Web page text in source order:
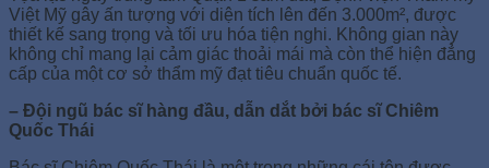
Việt Mỹ gây ấn tượng với diện tích lên đến 3.000m², được
thiết kế sang trọng và tối ưu hóa tiện nghi. Không gian này
không chỉ mang lại cảm giác thoải mái mà còn thể hiện đẳng
cấp của một cơ sở thẩm mỹ đạt tiêu chuẩn quốc tế.
– Đội ngũ bác sĩ hàng đầu, dẫn dắt bởi bác sĩ Chiêm
Quốc Thái